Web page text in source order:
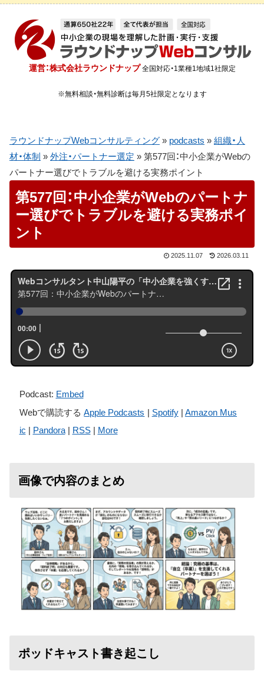
運営：株式会社ラウンドナップ 全国対応・1業種1地域1社限定
※無料相談・無料診断は毎月5社限定となります
ラウンドナップWebコンサルティング » podcasts » 組織・人
材・体制 » 外注・パートナー選定 » 第577回：中小企業がWebの
パートナー選びでトラブルを避ける実務ポイント
第577回：中小企業がWebのパートナ
ー選びでトラブルを避ける実務ポイ
ント
2025.11.07 2026.03.11
Podcast: Embed
Webで購読するApple Podcasts | Spotify| Amazon Mus
ic | Pandora| RSS| More
画像で内容のまとめ
ポッドキャスト書き起こし